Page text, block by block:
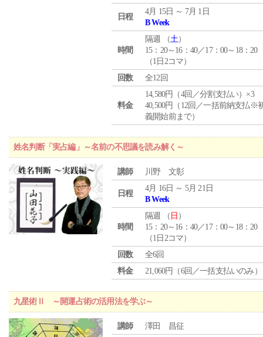
日程
4月 15日 ～ 7月 1日
B Week
時間
隔週 （土）
15：20～16：40／17：00～18：20
（1日2コマ）
回数
全12回
料金
14,580円（4回／分割支払い）×3
40,500円（12回／一括前納支払※
義開始前まで）
姓名判断「実占編」～名前の不思議を読み解く～
講師 川野 文彰
日程
4月 16日 ～ 5月 21日
B Week
時間
隔週 （ 日 ）
15：20～16：40／17：00～18：20
（1日2コマ）
回数
全6回
料金
21,060円（6回／一括支払いのみ）
九星術Ⅱ ～開運占術の活用法を学ぶ～
講師 澤田 昌征